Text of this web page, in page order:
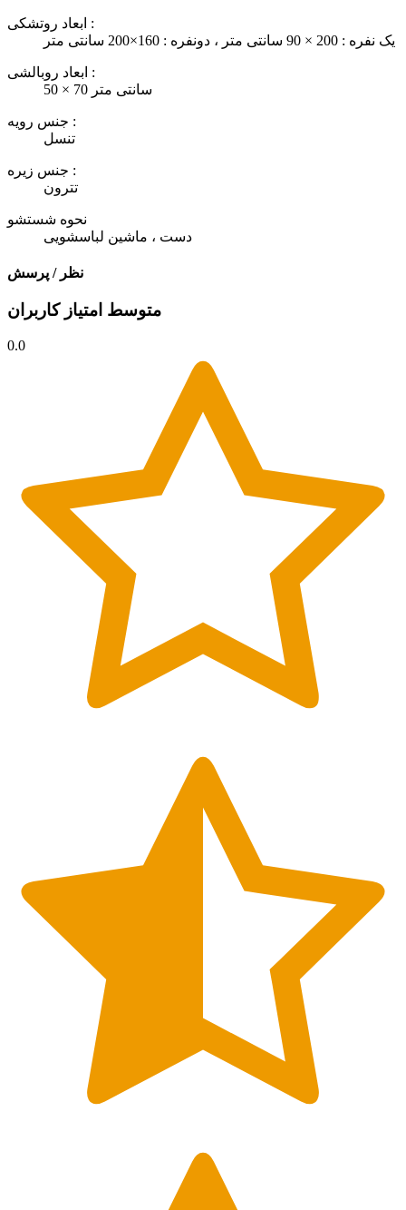
ابعاد روتشکی :
یک نفره : 200 × 90 سانتی متر ، دونفره : 160×200 سانتی متر
ابعاد روبالشی :
50 × 70 سانتی متر
جنس رویه :
تنسل
جنس زیره :
تترون
نحوه شستشو
دست ، ماشین لباسشویی
نظر / پرسش
متوسط امتیاز کاربران
0.0